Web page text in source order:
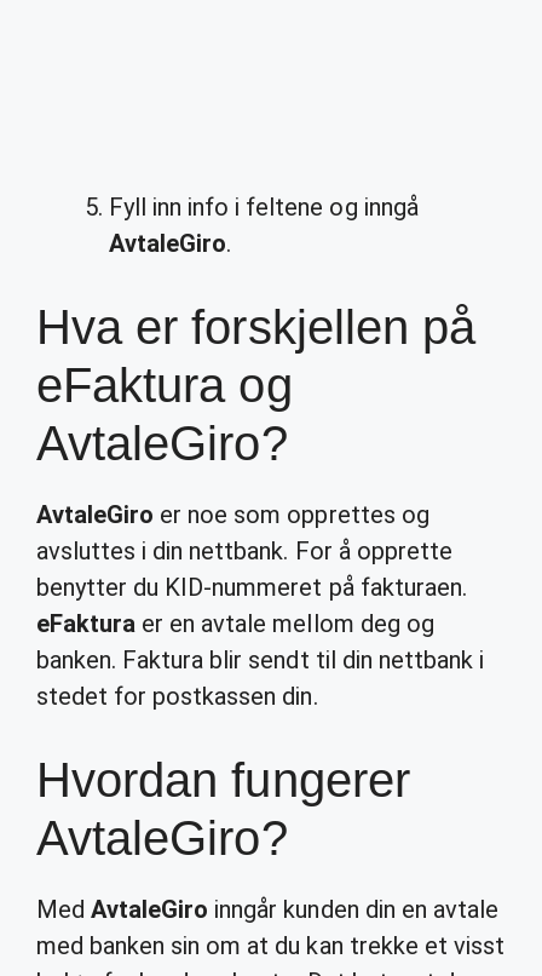
Fyll inn info i feltene og inngå
AvtaleGiro.
Hva er forskjellen på
eFaktura og
AvtaleGiro?
AvtaleGiro er noe som opprettes og
avsluttes i din nettbank. For å opprette
benytter du KID-nummeret på fakturaen.
eFaktura er en avtale mellom deg og
banken. Faktura blir sendt til din nettbank i
stedet for postkassen din.
Hvordan fungerer
AvtaleGiro?
MedAvtaleGiro inngår kunden din en avtale
med banken sin om at du kan trekke et visst